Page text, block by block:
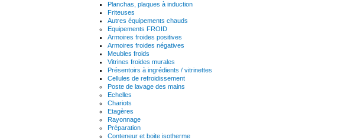
Planchas, plaques à induction
Friteuses
Autres équipements chauds
Equipements FROID
Armoires froides positives
Armoires froides négatives
Meubles froids
Vitrines froides murales
Présentoirs à ingrédients / vitrinettes
Cellules de refroidissement
Poste de lavage des mains
Echelles
Chariots
Etagères
Rayonnage
Préparation
Conteneur et boite isotherme